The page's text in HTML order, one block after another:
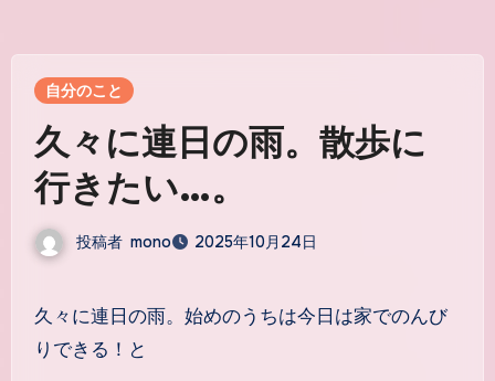
自分のこと
久々に連日の雨。散歩に
行きたい…。
投稿者 mono 2025年10月24日
久々に連日の雨。始めのうちは今日は家でのんび
りできる！と